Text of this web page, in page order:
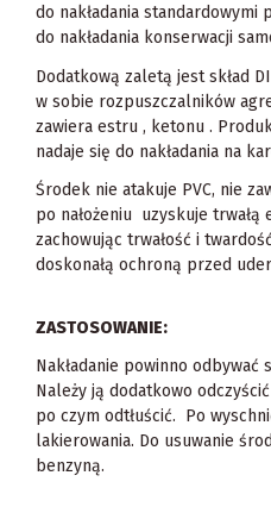
do nakładania
do nakładania konserwacji
Dodatkową zaletą jest skład
w sobie rozpuszczalników
zawiera estru , ketonu .
nadaje się do nakładania na
Środek nie atakuje PVC, nie
po nałożeniu uzyskuje
zachowując trwałość i
doskonałą ochroną przed
ZASTOSOWANIE:
Nakładanie powinno odbywać
Należy ją dodatkowo
po czym odtłuścić. Po
lakierowania. Do usuwanie
benzyną.